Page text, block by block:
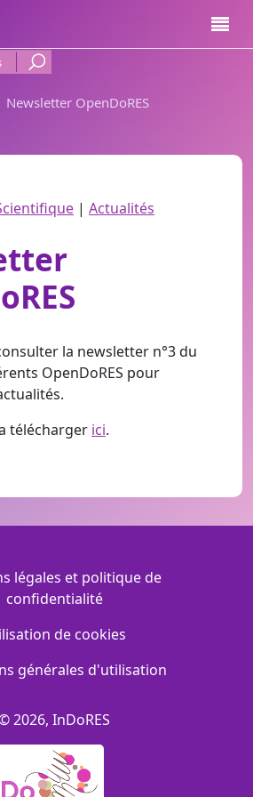
Newsletter OpenDoRES
| Actualités
la newsletter n°3 du
OpenDoRES pour
télécharger ici.
légales et politique de
confidentialité
de cookies
générales d'utilisation
2026, InDoRES